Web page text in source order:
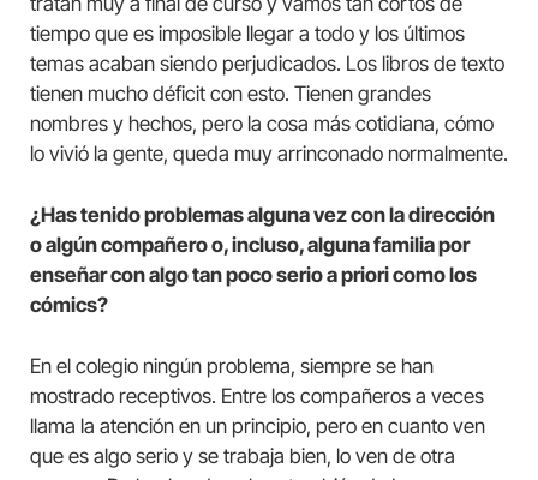
tiempo que es imposible llegar a todo y los últimos
temas acaban siendo perjudicados. Los libros de texto
tienen mucho déficit con esto. Tienen grandes
nombres y hechos, pero la cosa más cotidiana, cómo
lo vivió la gente, queda muy arrinconado normalmente.
¿Has tenido problemas alguna vez con la dirección
o algún compañero o, incluso, alguna familia por
enseñar con algo tan poco serio a priori como los
cómics?
En el colegio ningún problema, siempre se han
mostrado receptivos. Entre los compañeros a veces
llama la atención en un principio, pero en cuanto ven
que es algo serio y se trabaja bien, lo ven de otra